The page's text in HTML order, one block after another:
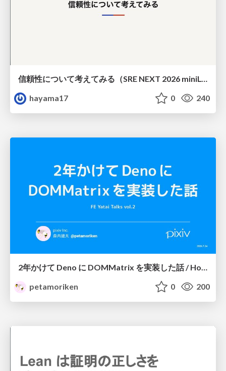
信頼性について考えてみる（SRE NEXT 2026 miniLT）
hayama17
0 240
petamoriken
0 200